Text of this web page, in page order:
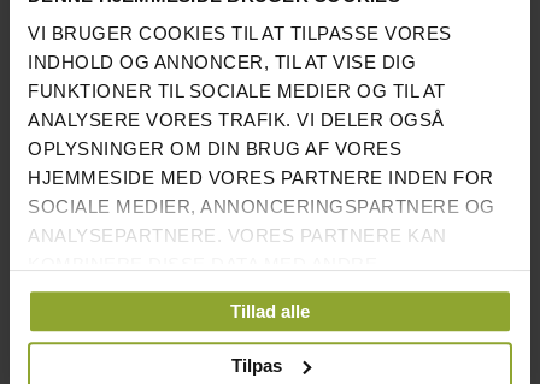
VI BRUGER COOKIES TIL AT TILPASSE VORES
INDHOLD OG ANNONCER, TIL AT VISE DIG
FUNKTIONER TIL SOCIALE MEDIER OG TIL AT
ANALYSERE VORES TRAFIK. VI DELER OGSÅ
OPLYSNINGER OM DIN BRUG AF VORES
HJEMMESIDE MED VORES PARTNERE INDEN FOR
SOCIALE MEDIER, ANNONCERINGSPARTNERE OG
ANALYSEPARTNERE. VORES PARTNERE KAN
OPLYSNINGER, DU HAR GIVET DEM, ELLER SOM DE
HAR INDSAMLET FRA DIN BRUG AF DERES
TJENESTER.
Tillad alle
Tilpas
DYBDE
96CM UDEN BÆNK, 158CM MED
BÆNK
J-HOOKS ØVERSTE 106-171CM
J-HOOKS NEDERSTE 74-140CM
54CM
121CM